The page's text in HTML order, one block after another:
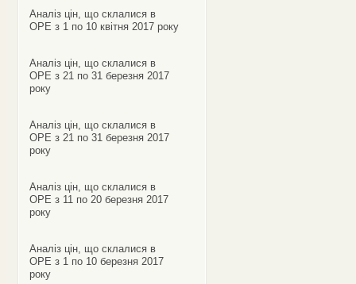
Аналіз цін, що склалися в
ОРЕ з 1 по 10 квітня 2017 року
Аналіз цін, що склалися в
ОРЕ з 21 по 31 березня 2017
року
Аналіз цін, що склалися в
ОРЕ з 21 по 31 березня 2017
року
Аналіз цін, що склалися в
ОРЕ з 11 по 20 березня 2017
року
Аналіз цін, що склалися в
ОРЕ з 1 по 10 березня 2017
року